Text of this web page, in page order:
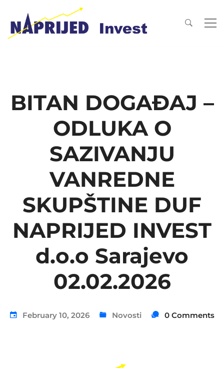
BITAN DOGAĐAJ –
ODLUKA O
SAZIVANJU
VANREDNE
SKUPŠTINE DUF
NAPRIJED INVEST
d.o.o Sarajevo
02.02.2026
February 10, 2026 Novosti 0 Comments